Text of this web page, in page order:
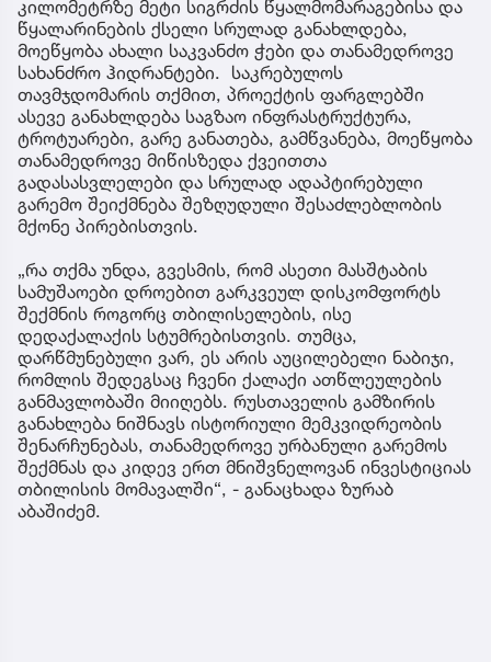
კილომეტრზე მეტი სიგრძის წყალმომარაგებისა და
წყალარინების ქსელი სრულად განახლდება,
მოეწყობა ახალი საკვანძო ჭები და თანამედროვე
სახანძრო ჰიდრანტები. საკრებულოს
თავმჯდომარის თქმით, პროექტის ფარგლებში
ასევე განახლდება საგზაო ინფრასტრუქტურა,
ტროტუარები, გარე განათება, გამწვანება, მოეწყობა
თანამედროვე მიწისზედა ქვეითთა
გადასასვლელები და სრულად ადაპტირებული
გარემო შეიქმნება შეზღუდული შესაძლებლობის
მქონე პირებისთვის.
„რა თქმა უნდა, გვესმის, რომ ასეთი მასშტაბის
სამუშაოები დროებით გარკვეულ დისკომფორტს
შექმნის როგორც თბილისელების, ისე
დედაქალაქის სტუმრებისთვის. თუმცა,
დარწმუნებული ვარ, ეს არის აუცილებელი ნაბიჯი,
რომლის შედეგსაც ჩვენი ქალაქი ათწლეულების
განმავლობაში მიიღებს. რუსთაველის გამზირის
განახლება ნიშნავს ისტორიული მემკვიდრეობის
შენარჩუნებას, თანამედროვე ურბანული გარემოს
შექმნას და კიდევ ერთ მნიშვნელოვან ინვესტიციას
თბილისის მომავალში“, - განაცხადა ზურაბ
აბაშიძემ.